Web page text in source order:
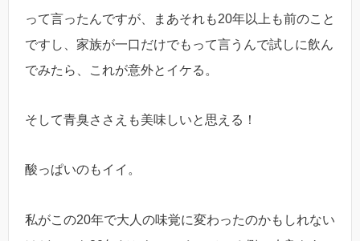
って言ったんですが、まあそれも20年以上も前のこと
ですし、家族が一口だけでもって言うんで試しに飲ん
でみたら、これが意外とイケる。
そして青臭ささえも美味しいと思える！
酸っぱいのもイイ。
私がこの20年で大人の味覚に変わったのかもしれない